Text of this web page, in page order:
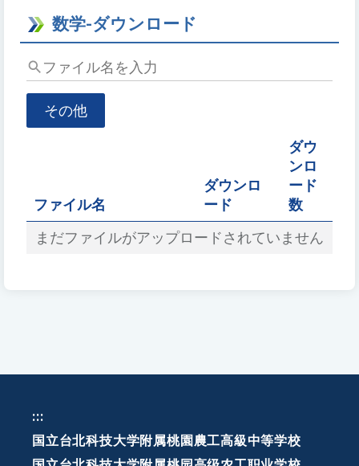
検
索
数学-ダウンロード
フ
ァ
力
その他
ファイル名
ダウンロ
ード
ダウ
ンロ
ード
数
まだファイルがアップロードされていません
:::
国立台北科技大学附属桃園農工高級中等学校